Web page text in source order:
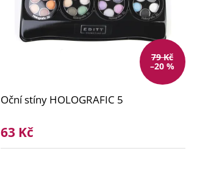
79 Kč
–20 %
Oční stíny HOLOGRAFIC 5
63 Kč